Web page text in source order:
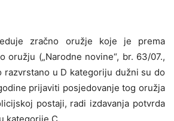
zračno oružje koje je prema
oružju („Narodne novine“, br. 63/07.,
razvrstano u D kategoriju dužni su do
prijaviti posjedovanje tog oružja
postaji, radi izdavanja potvrda